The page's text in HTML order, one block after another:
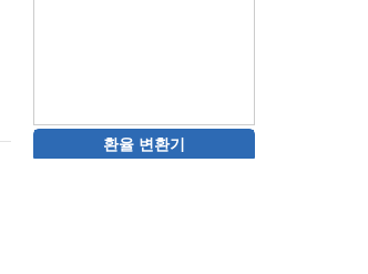
환율 변환기